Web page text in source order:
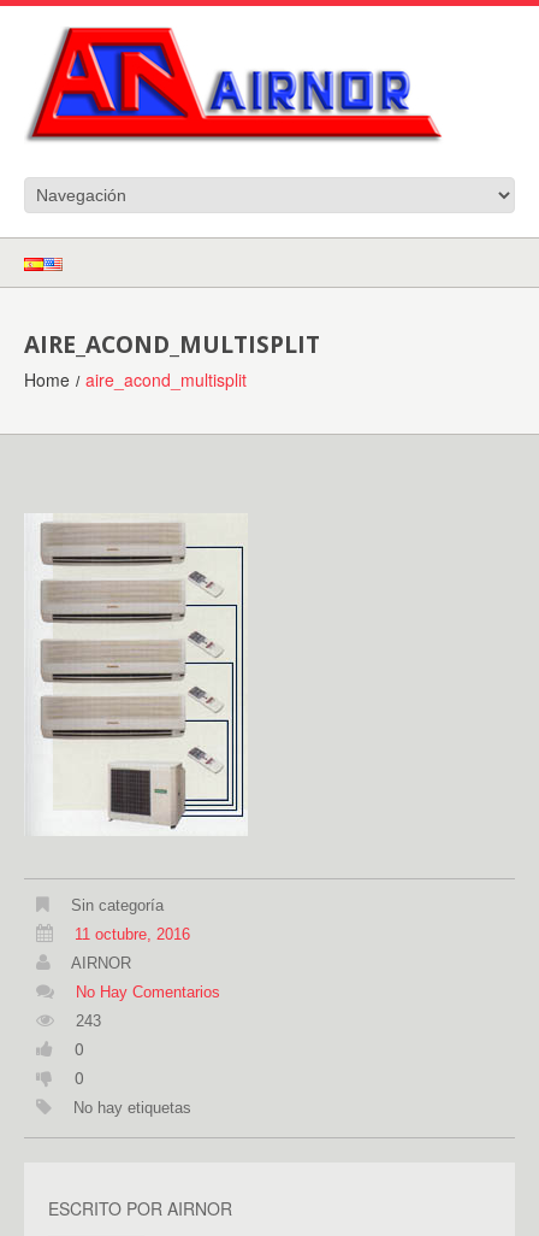
AIRE_ACOND_MULTISPLIT
Home aire_acond_multisplit
Sin categoría
11 octubre, 2016
AIRNOR
No Hay Comentarios
243
0
0
No hay etiquetas
ESCRITO POR AIRNOR